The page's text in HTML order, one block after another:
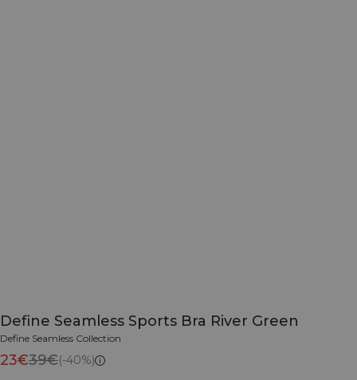
Define Seamless Sports Bra River Green
Define Seamless Collection
23€39€(-40%)